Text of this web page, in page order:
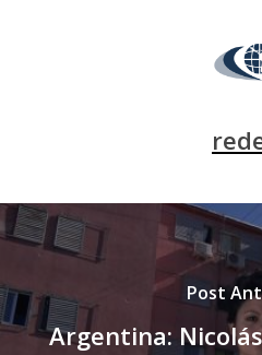
Post
Argentina: